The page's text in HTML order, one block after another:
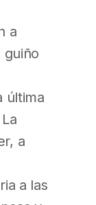
a
guiño
última
a
a las